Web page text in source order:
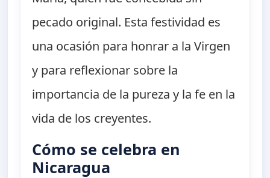
pecado original. Esta festividad es
una ocasión para honrar a la Virgen
y para reflexionar sobre la
importancia de la pureza y la fe en la
vida de los creyentes.
Cómo se celebra en
Nicaragua